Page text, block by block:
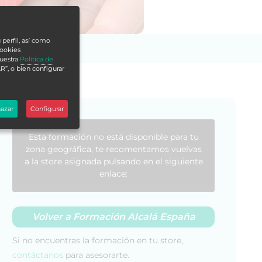
Esta formación no está disponible para tu
zona geográfica, te recomentamos vuelvas
a la store asignada pulsando en el siguiente
enlace:
Volver a Formación Alcalá España
Si no encuentras la formación en tu store,
contáctanos para asesorarte.
perfil, así como
Política de
o bien configurar
Configurar